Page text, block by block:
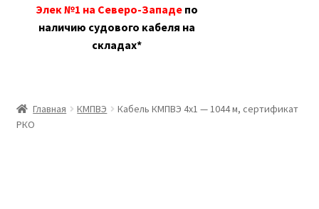
Элек №1 на Северо-Западе по
наличию судового кабеля на
складах*
Доставка и оплата
Главная КМПВЭ
Кабель КМПВЭ 4х1 — 1044 м, сертификат
РКО